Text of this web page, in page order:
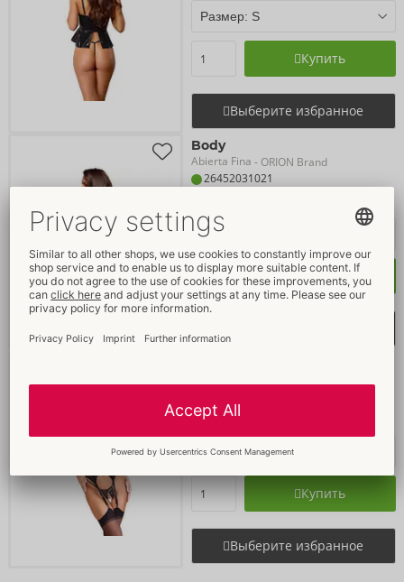
Купить
Выберите избранное
Body
Abierta Fina - ORION Brand
26452031021
Купить
РРЦ: 99,95 €
Купить
Выберите избранное